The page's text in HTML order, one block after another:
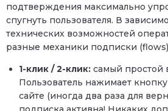
подтверждения максимально
спугнуть пользователя. В
технических возможностей
разные механики подписки
1-клик / 2-клик: самый простой
Пользователь нажимает
сайте (иногда два раза для